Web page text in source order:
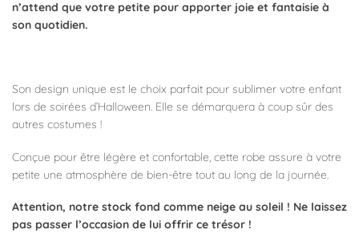
n’attend que votre petite pour apporter joie et fantaisie à
son quotidien.
Son design unique est le choix parfait pour sublimer votre enfant
lors de soirées d’Halloween. Elle se démarquera à coup sûr des
autres costumes !
Conçue pour être légère et confortable, cette robe assure à votre
petite une atmosphère de bien-être tout au long de la journée.
Attention, notre stock fond comme neige au soleil ! Ne laissez
pas passer l’occasion de lui offrir ce trésor !